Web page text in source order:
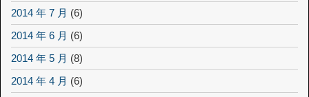
2014 年 7 月 (6)
2014 年 6 月 (6)
2014 年 5 月 (8)
2014 年 4 月 (6)